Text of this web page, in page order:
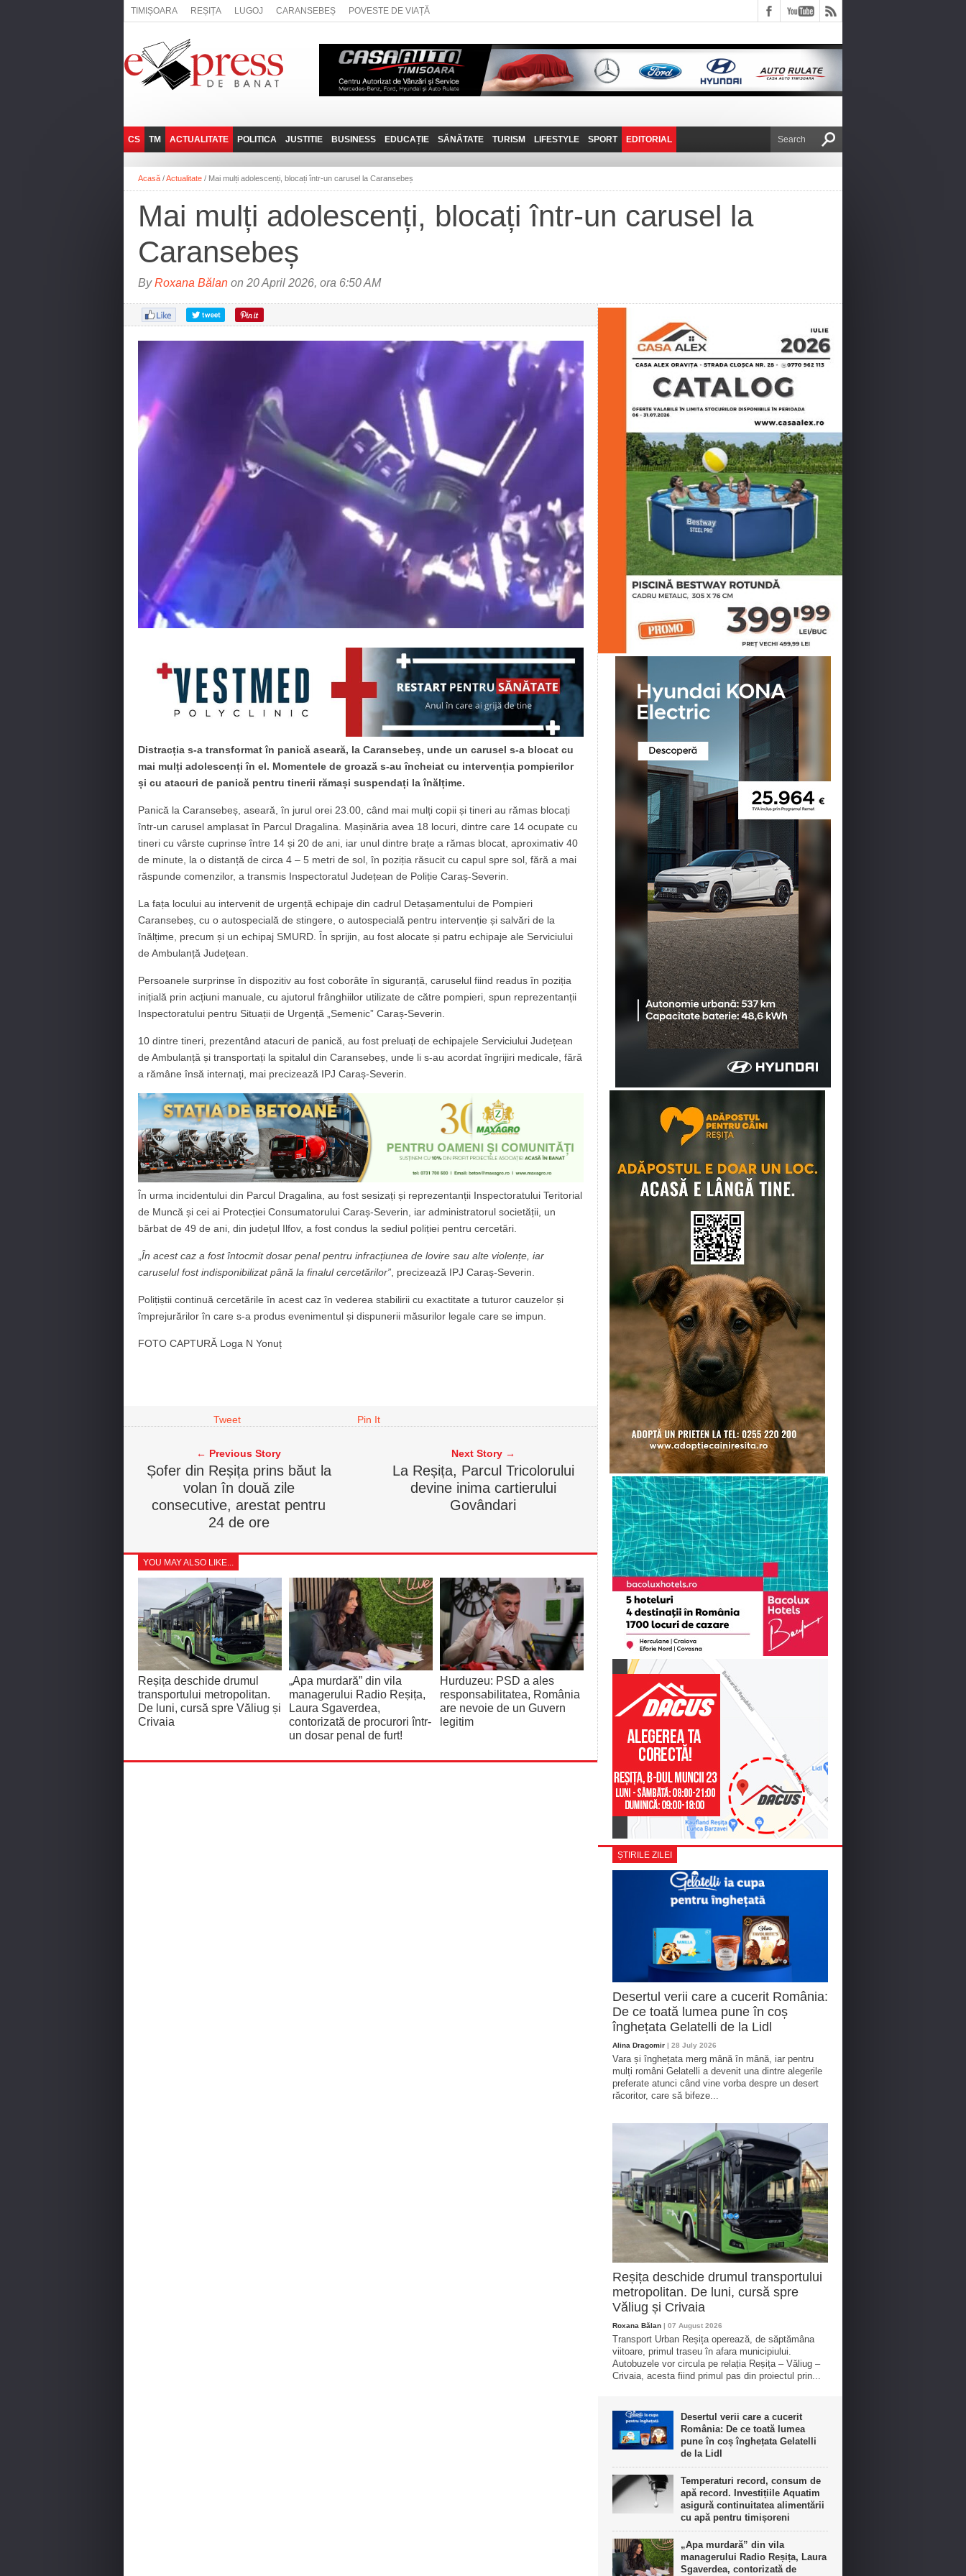
TIMIȘOARA REȘIȚA LUGOJ CARANSEBEȘ POVESTE DE VIAȚĂ
CS
REȘIȚA
CARANSEBEȘ
ANINA
BOCŞA
ORAVIȚA
OȚELU ROŞU
TM
LUGOJ
TIMIȘOARA
ACTUALITATE
ADMINISTRATIE
NAȚIONAL
SOCIAL
POLITICA
EXPRESSLIVE
INTERVIURILE
JUSTITIE BUSINESS
JOB-URI
TEHNIT
EDUCAȚIE SĂNĂTATE TURISM
PRIN MUNȚII
FANTASTICUL BANAT
LIFESTYLE
POVESTE DE VIAȚĂ
SPORT EDITORIAL
DE VICTOR NAFIRU
Acasă /Actualitate / Mai mulți adolescenți, blocați într-un carusel la Caransebeș
Mai mulți adolescenți, blocați într-un carusel la
Caransebeș
ByRoxana Bălan on 20 April 2026, ora 6:50 AM
Distracția s-a transformat în panică aseară, la Caransebeș, unde un carusel s-a blocat cu
mai mulți adolescenți în el. Momentele de groază s-au încheiat cu intervenția pompierilor
și cu atacuri de panică pentru tinerii rămași suspendați la înălțime.
Panică la Caransebeș, aseară, în jurul orei 23.00, când mai mulți copii și tineri au rămas blocați
într-un carusel amplasat în Parcul Dragalina. Mașinăria avea 18 locuri, dintre care 14 ocupate cu
tineri cu vârste cuprinse între 14 și 20 de ani, iar unul dintre brațe a rămas blocat, aproximativ 40
de minute, la o distanță de circa 4 – 5 metri de sol, în poziția răsucit cu capul spre sol, fără a mai
răspunde comenzilor, a transmis Inspectoratul Județean de Poliție Caraș-Severin.
La fața locului au intervenit de urgență echipaje din cadrul Detașamentului de Pompieri
Caransebeș, cu o autospecială de stingere, o autospecială pentru intervenție și salvări de la
înălțime, precum și un echipaj SMURD. În sprijin, au fost alocate și patru echipaje ale Serviciului
de Ambulanță Județean.
Persoanele surprinse în dispozitiv au fost coborâte în siguranță, caruselul fiind readus în poziția
inițială prin acțiuni manuale, cu ajutorul frânghiilor utilizate de către pompieri, spun reprezentanții
Inspectoratului pentru Situații de Urgență „Semenic” Caraș-Severin.
10 dintre tineri, prezentând atacuri de panică, au fost preluați de echipajele Serviciului Județean
de Ambulanță și transportați la spitalul din Caransebeș, unde li s-au acordat îngrijiri medicale, fără
a rămâne însă internați, mai precizează IPJ Caraș-Severin.
În urma incidentului din Parcul Dragalina, au fost sesizați și reprezentanții Inspectoratului Teritorial
de Muncă și cei ai Protecției Consumatorului Caraș-Severin, iar administratorul societății, un
bărbat de 49 de ani, din județul Ilfov, a fost condus la sediul poliției pentru cercetări.
În acest caz a fost întocmit dosar penal pentru infracțiunea de lovire sau alte violențe, iar
caruselul fost indisponibilizat până la finalul cercetărilor” , precizează IPJ Caraș-Severin.
Polițiștii continuă cercetările în acest caz în vederea stabilirii cu exactitate a tuturor cauzelor și
împrejurărilor în care s-a produs evenimentul și dispunerii măsurilor legale care se impun.
FOTO CAPTURĂ Loga N Yonuț
Tweet Pin It
← Previous Story
Șofer din Reșița prins băut la
volan în două zile
consecutive, arestat pentru
24 de ore
Next Story →
La Reșița, Parcul Tricolorului
devine inima cartierului
Govândari
YOU MAY ALSO LIKE...
Reșița deschide drumul
transportului metropolitan.
De luni, cursă spre Văliug și
Crivaia
„Apa murdară” din vila
managerului Radio Reșița,
Laura Sgaverdea,
contorizată de procurori într-
un dosar penal de furt!
Hurduzeu: PSD a ales
responsabilitatea, România
are nevoie de un Guvern
legitim
ȘTIRILE ZILEI
Desertul verii care a cucerit România:
De ce toată lumea pune în coș
înghețata Gelatelli de la Lidl
Alina Dragomir | 28 July 2026
Vara și înghețata merg mână în mână, iar pentru
mulți români Gelatelli a devenit una dintre alegerile
preferate atunci când vine vorba despre un desert
răcoritor, care să bifeze...
Reșița deschide drumul transportului
metropolitan. De luni, cursă spre
Văliug și Crivaia
Roxana Bălan | 07 August 2026
Transport Urban Reșița operează, de săptămâna
viitoare, primul traseu în afara municipiului.
Autobuzele vor circula pe relația Reșița – Văliug –
Crivaia, acesta fiind primul pas din proiectul prin...
Desertul verii care a cucerit
România: De ce toată lumea
pune în coș înghețata Gelatelli
de la Lidl
Temperaturi record, consum de
apă record. Investițiile Aquatim
asigură continuitatea alimentării
cu apă pentru timișoreni
„Apa murdară” din vila
managerului Radio Reșița, Laura
Sgaverdea, contorizată de